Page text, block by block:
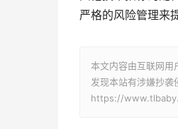
严格的风险管理来
本文内容由互联网用
发现本站有涉嫌抄袭
https://